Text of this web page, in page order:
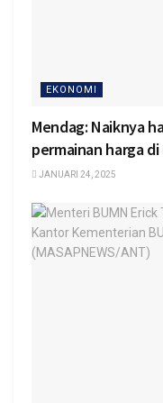
EKONOMI
Mendag: Naiknya
permainan harga
JANUARI 24, 2025